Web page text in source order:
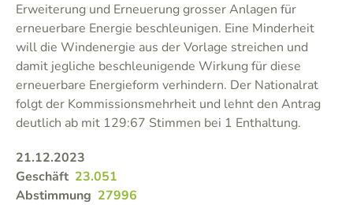
Erweiterung und Erneuerung grosser Anlagen für
erneuerbare Energie beschleunigen. Eine Minderheit
will die Windenergie aus der Vorlage streichen und
damit jegliche beschleunigende Wirkung für diese
erneuerbare Energieform verhindern. Der Nationalrat
folgt der Kommissionsmehrheit und lehnt den Antrag
deutlich ab mit 129:67 Stimmen bei 1 Enthaltung.
21.12.2023
Geschäft 23.051
Abstimmung 27996